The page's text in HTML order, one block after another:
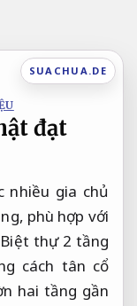
SUACHUA.DE
đạt
nhiều gia chủ
phù hợp với
thự 2 tầng
cách tân cổ
hai tầng gần